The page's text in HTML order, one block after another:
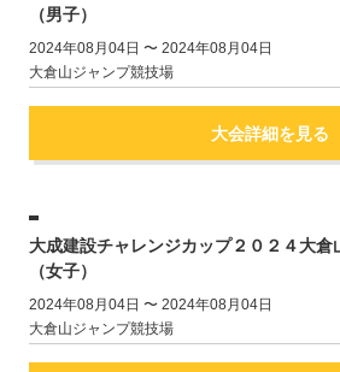
（男子）
2024年08月04日 〜 2024年08月04日
大倉山ジャンプ競技場
大会詳細を見る
大成建設チャレンジカップ２０２４大倉
（女子）
2024年08月04日 〜 2024年08月04日
大倉山ジャンプ競技場